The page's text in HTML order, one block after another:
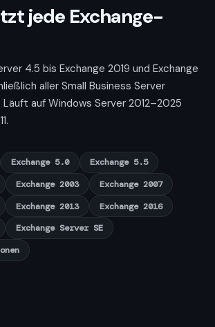
jede Exchange-
4.5 bis Exchange 2019 und Exchange
aller Small Business Server
auf Windows Server 2012–2025
Exchange 5.0
Exchange 5.5
Exchange 2003
Exchange 2007
Exchange 2013
Exchange 2016
Exchange Server SE